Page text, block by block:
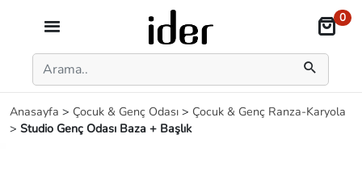
0
Anasayfa > Çocuk & Genç Odası > Çocuk & Genç Ranza-Karyola
> Studio Genç Odası Baza + Başlık